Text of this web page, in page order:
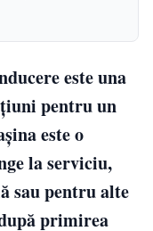
este una
pentru un
este o
la serviciu,
sau pentru alte
primirea